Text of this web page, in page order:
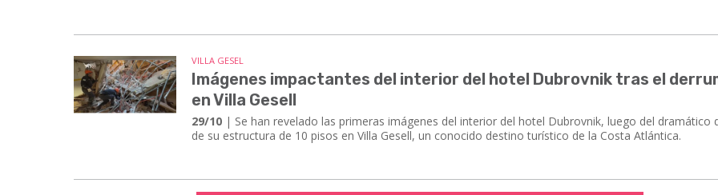
VILLA GESEL
Imágenes impactantes del interior del hotel Dubrovnik tras el
en Villa Gesell
29/10 | Se han revelado las primeras imágenes del interior del hotel Dubrovnik, luego del dramático
de su estructura de 10 pisos en Villa Gesell, un conocido destino turístico de la Costa Atlántica.